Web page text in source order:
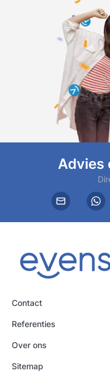
Advies
Contact
Referenties
Over ons
Sitemap